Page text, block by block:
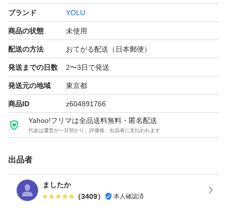
ブランド YOLU
商品の状態 未使用
配送の方法 おてがる配送（日本郵便）
発送までの日数 2〜3日で発送
発送元の地域 東京都
商品ID z604891766
Yahoo!フリマは全品送料無料・匿名配送
代金は運営が一旦預かり、評価後、出品者に支払われます
出品者
ましたか
（3409） 本人確認済